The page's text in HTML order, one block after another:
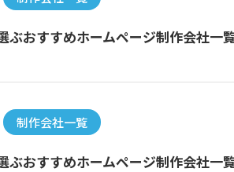
ぶおすすめホームページ制作会社一
制作会社一覧
ぶおすすめホームページ制作会社一